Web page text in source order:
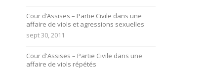
Cour d’Assises – Partie Civile dans une
affaire de viols et agressions sexuelles
sept 30, 2011
Cour d'Assises – Partie Civile dans une
affaire de viols répétés